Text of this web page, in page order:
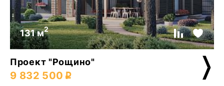
131 м2
Проект "Рощино"
9 832 500